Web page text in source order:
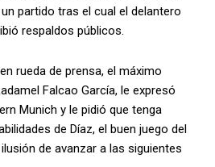
partido tras el cual el delantero
respaldos públicos.
rueda de prensa, el máximo
Falcao García, le expresó
Munich y le pidió que tenga
de Díaz, el buen juego del
de avanzar a las siguientes